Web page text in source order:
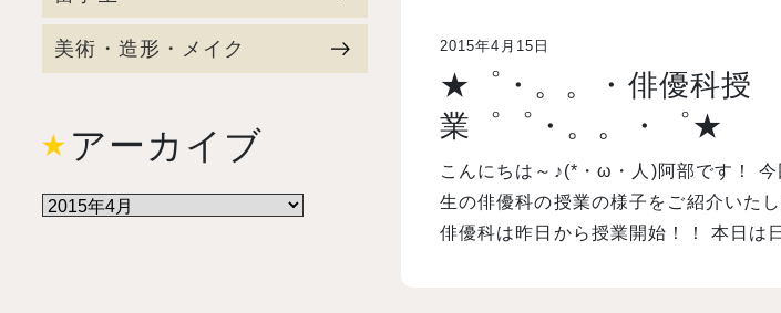
2015年4月15日
★゜・。。・俳優科授
業゜゜・。。・゜★
こんにちは～♪(*・ω・人)阿部です！ 今
生の俳優科の授業の様子をご紹介いたし
俳優科は昨日から授業開始！！ 本日は
美術・造形・メイク
アーカイブ